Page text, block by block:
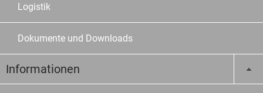
Logistik
Dokumente und Downloads
Informationen